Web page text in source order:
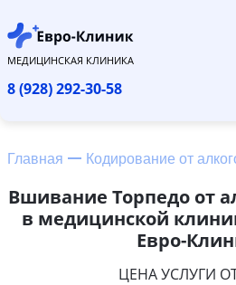
МЕДИЦИНСКАЯ КЛИНИКА
8 (928) 292-30-58
Главная Кодирование от
Вшивание Торпедо от
в медицинской
Евро-
ЦЕНА УСЛУГИ